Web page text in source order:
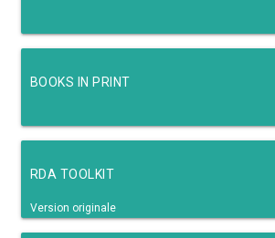
BOOKS IN PRINT
RDA TOOLKIT
Version originale